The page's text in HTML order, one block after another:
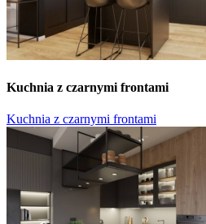
Kuchnia z czarnymi frontami
Kuchnia z czarnymi frontami